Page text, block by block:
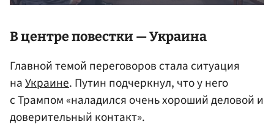
В центре повестки — Украина
Главной темой переговоров стала ситуация
наУкраине. Путин подчеркнул, что у него
с Трампом «наладился очень хороший деловой и
доверительный контакт».